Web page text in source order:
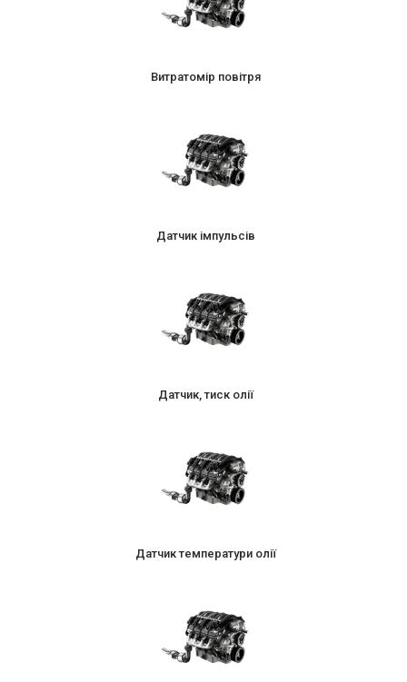
Витратомір повітря
Датчик імпульсів
Датчик, тиск олії
Датчик температури олії